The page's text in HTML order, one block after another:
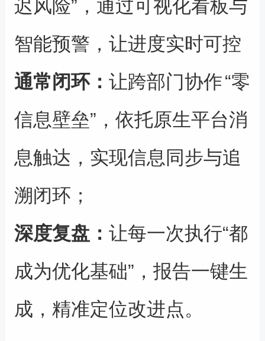
迟风险” ，通过可视化看板与
智能预警，让进度实时可控
通常闭环： 让跨部门协作“零
信息壁垒” ，依托原生平台消
息触达，实现信息同步与追
溯闭环；
深度复盘 ： 让每一次执行“都
成为优化基础” ， 报告一键生
成，精准定位改进点。